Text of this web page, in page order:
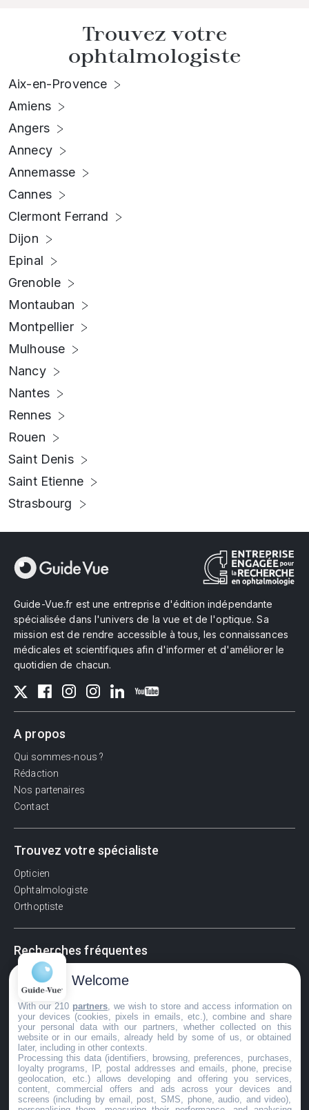
Trouvez votre
ophtalmologiste
Aix-en-Provence
Amiens
Angers
Annecy
Annemasse
Cannes
Clermont Ferrand
Dijon
Epinal
Grenoble
Montauban
Montpellier
Mulhouse
Nancy
Nantes
Rennes
Rouen
Saint Denis
Saint Etienne
Strasbourg
Guide-Vue.fr est une entreprise d'édition indépendante
spécialisée dans l'univers de la vue et de l'optique. Sa
mission est de rendre accessible à tous, les connaissances
médicales et scientifiques afin d'informer et d'améliorer le
quotidien de chacun.
A propos
Qui sommes-nous ?
Rédaction
Nos partenaires
Contact
Trouvez votre spécialiste
Opticien
Ophtalmologiste
Orthoptiste
Recherches fréquentes
Pathologies adultes
Signes d'une urgence ophtalmologique
La vision
Acuité visuelle
Myosis / mydriase
Œdème oculaire
©GuideVue2024
Welcome
With our 210 partners , we wish to store and access information on
your devices (cookies, pixels in emails, etc.), combine and share
your personal data with our partners, whether collected on this
website or in our emails, already held by some of us, or obtained
later, including in other contexts.
Processing this data (identifiers, browsing, preferences, purchases,
loyalty programs, IP, postal addresses and emails, phone, precise
geolocation, etc.) allows developing and offering you services,
content, commercial offers and ads across your devices and
screens (including by email, post, SMS, phone, audio, and video),